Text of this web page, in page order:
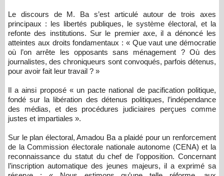
Le discours de M. Ba s’est articulé autour de trois axes
principaux : les libertés publiques, le système électoral, et la
refonte des institutions. Sur le premier axe, il a dénoncé les
atteintes aux droits fondamentaux : « Que vaut une démocratie
où l’on arrête les opposants sans ménagement ? Où des
journalistes, des chroniqueurs sont convoqués, parfois détenus,
pour avoir fait leur travail ? »
Il a ainsi proposé « un pacte national de pacification politique,
fondé sur la libération des détenus politiques, l’indépendance
des médias, et des procédures judiciaires perçues comme
justes et impartiales ».
Sur le plan électoral, Amadou Ba a plaidé pour un renforcement
de la Commission électorale nationale autonome (CENA) et la
reconnaissance du statut du chef de l’opposition. Concernant
l’inscription automatique des jeunes majeurs, il a exprimé sa